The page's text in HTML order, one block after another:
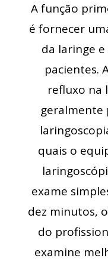
A função
é fornecer
da laringe e
pacientes.
refluxo na
geralmente
quais o
exame
dez minutos,
do
examine